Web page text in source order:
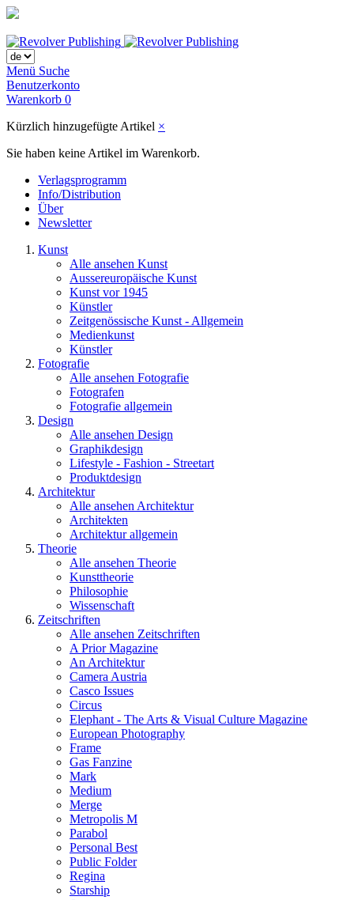
Menü Suche
Benutzerkonto
Warenkorb 0
Kürzlich hinzugefügte Artikel ×
Sie haben keine Artikel im Warenkorb.
Verlagsprogramm
Info/Distribution
Über
Newsletter
Kunst
Alle ansehen Kunst
Aussereuropäische Kunst
Kunst vor 1945
Künstler
Zeitgenössische Kunst - Allgemein
Medienkunst
Künstler
Fotografie
Alle ansehen Fotografie
Fotografen
Fotografie allgemein
Design
Alle ansehen Design
Graphikdesign
Lifestyle - Fashion - Streetart
Produktdesign
Architektur
Alle ansehen Architektur
Architekten
Architektur allgemein
Theorie
Alle ansehen Theorie
Kunsttheorie
Philosophie
Wissenschaft
Zeitschriften
Alle ansehen Zeitschriften
A Prior Magazine
An Architektur
Camera Austria
Casco Issues
Circus
Elephant - The Arts & Visual Culture Magazine
European Photography
Frame
Gas Fanzine
Mark
Medium
Merge
Metropolis M
Parabol
Personal Best
Public Folder
Regina
Starship